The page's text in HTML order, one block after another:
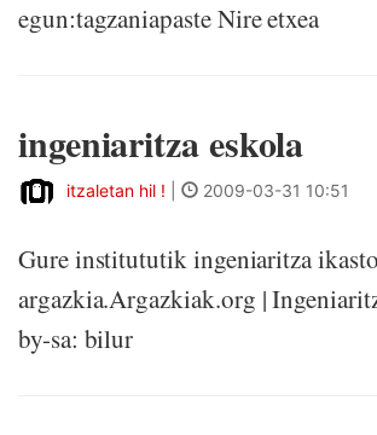
egun:tagzaniapaste Nire etxea
ingeniaritza eskola
itzaletan hil ! 2009-03-31 10:51
Gure institututik ingeniaritza
argazkia.Argazkiak.org |
by-sa: bilur